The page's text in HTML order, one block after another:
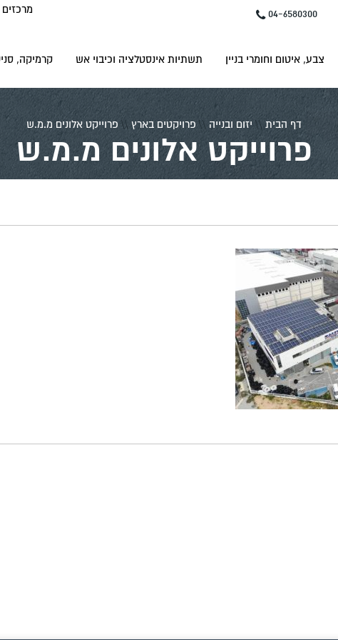
מרכזים 04-6580300
צבע, איטום וחומרי בניין תשתיות אינסטלציה וכיבוי אש קרמיקה,
דף הבית \\ יזום ובנייה \\ פרויקטים בארץ \\ פרוייקט אלונים מ.מ.ש
פרוייקט אלונים מ.מ.ש